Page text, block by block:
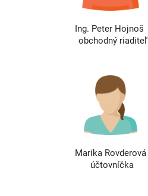
Ing. Peter Hojnoš
obchodný riaditeľ
Marika Rovderová
účtovníčka